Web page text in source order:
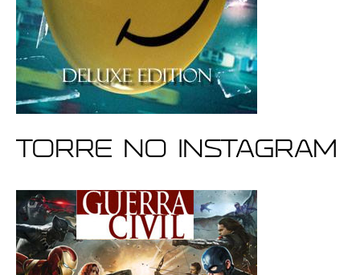
Torre no Instagram